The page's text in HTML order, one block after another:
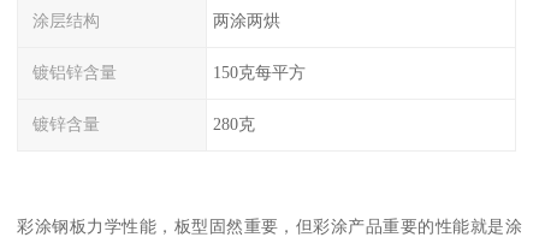
涂层结构 两涂两烘
镀铝锌含量 150克每平方
镀锌含量 280克
彩涂钢板力学性能，板型固然重要，但彩涂产品重要的性能就是涂